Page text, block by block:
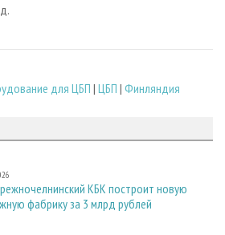
для ЦБП| ЦБП | Финляндия
КБК построит новую
фабрику за 3 млрд рублей